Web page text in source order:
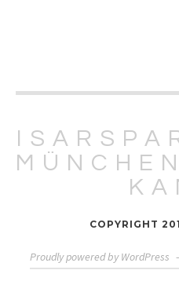
COPYRIGHT
Proudly powered by WordPress